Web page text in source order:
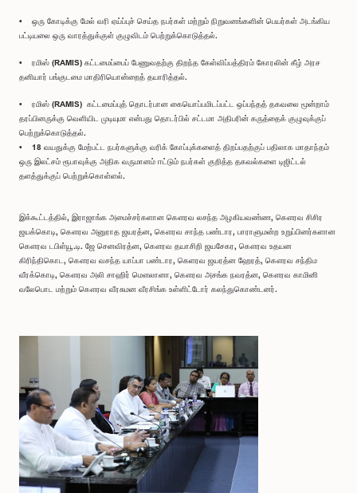
• ஒரு கோடிக்கு மேல் வரி ஏய்ப்புச் செய்த நபர்கள் மற்றும் நிறுவனங்களின் பெயர்கள் அடங்கிய
பட்டியலை ஒரு வாரத்துக்குள் குழுவிடம் பெற்றுக்கொடுத்தல்.
• ரமிஸ் (RAMIS) கட்டமைப்பைப் பேணுவதற்கு திறந்த கேள்விப்பத்திரம் கோரலின் கீழ் அரச
தனியார் பங்குடமை மாதிரியொன்றைத் தயாரித்தல்.
• ரமிஸ் (RAMIS) கட்டமைப்புத் தொடர்பான கையொப்பமிடப்பட்ட ஒப்பந்தத் தகவலை மூன்றாம்
தரப்பினருக்கு வெளியிட முடியுமா என்பது தொடர்பில் சட்டமா அதிபரின் கருத்தைக் குழுவுக்குப்
பெற்றுக்கொடுத்தல்.
• 18 வயதுக்கு மேற்பட்ட நபர்களுக்கு வரிக் கோப்புக்களைத் திறப்பதற்குப் பதிலாக மாதாந்தம்
ஒரு இலட்சம் ரூபாவுக்கு அதிக வருமானம் ஈட்டும் நபர்கள் குறித்த தகவல்களை டிஜிட்டல்
தளத்துக்குப் பெற்றுக்கொள்ளல்.
இக்கூட்டத்தில், இராஜாங்க அமைச்சர்களான கௌரவ லசந்த அழகியவண்ண, கௌரவ சிசிர
ஜயக்கொடி, கௌரவ அனுராத ஜயரத்ன, கௌரவ சாந்த பண்டார, பாராளுமன்ற உறுப்பினர்களான
கௌரவ டபிள்யூ.டி. ஜே செனவிரத்ன, கௌரவ தயாசிறி ஜயசேகர, கௌரவ உதயன
கிரிந்திகொட, கௌரவ வசந்த யாப்பா பண்டார, கெளரவ ஜயரத்ன ஹேரத், கௌரவ சந்திம
வீரக்கொடி, கௌரவ அலி சாஹிர் மௌலானா, கௌரவ அசங்க நவரத்ன, கௌரவ காமினி
வலேபொட மற்றும் கௌரவ வீரசுமன வீரசிங்க உள்ளிட்டோர் கலந்துகொண்டனர்.